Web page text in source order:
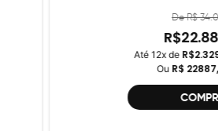
De R$ 34.098,36
R$22.887,80
Até 12x deR$2.329,02
R$ 22887,8à
COMPRAR